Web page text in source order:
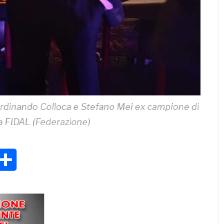
Colloca e Stefano Mei ex campione di
(Federazione)